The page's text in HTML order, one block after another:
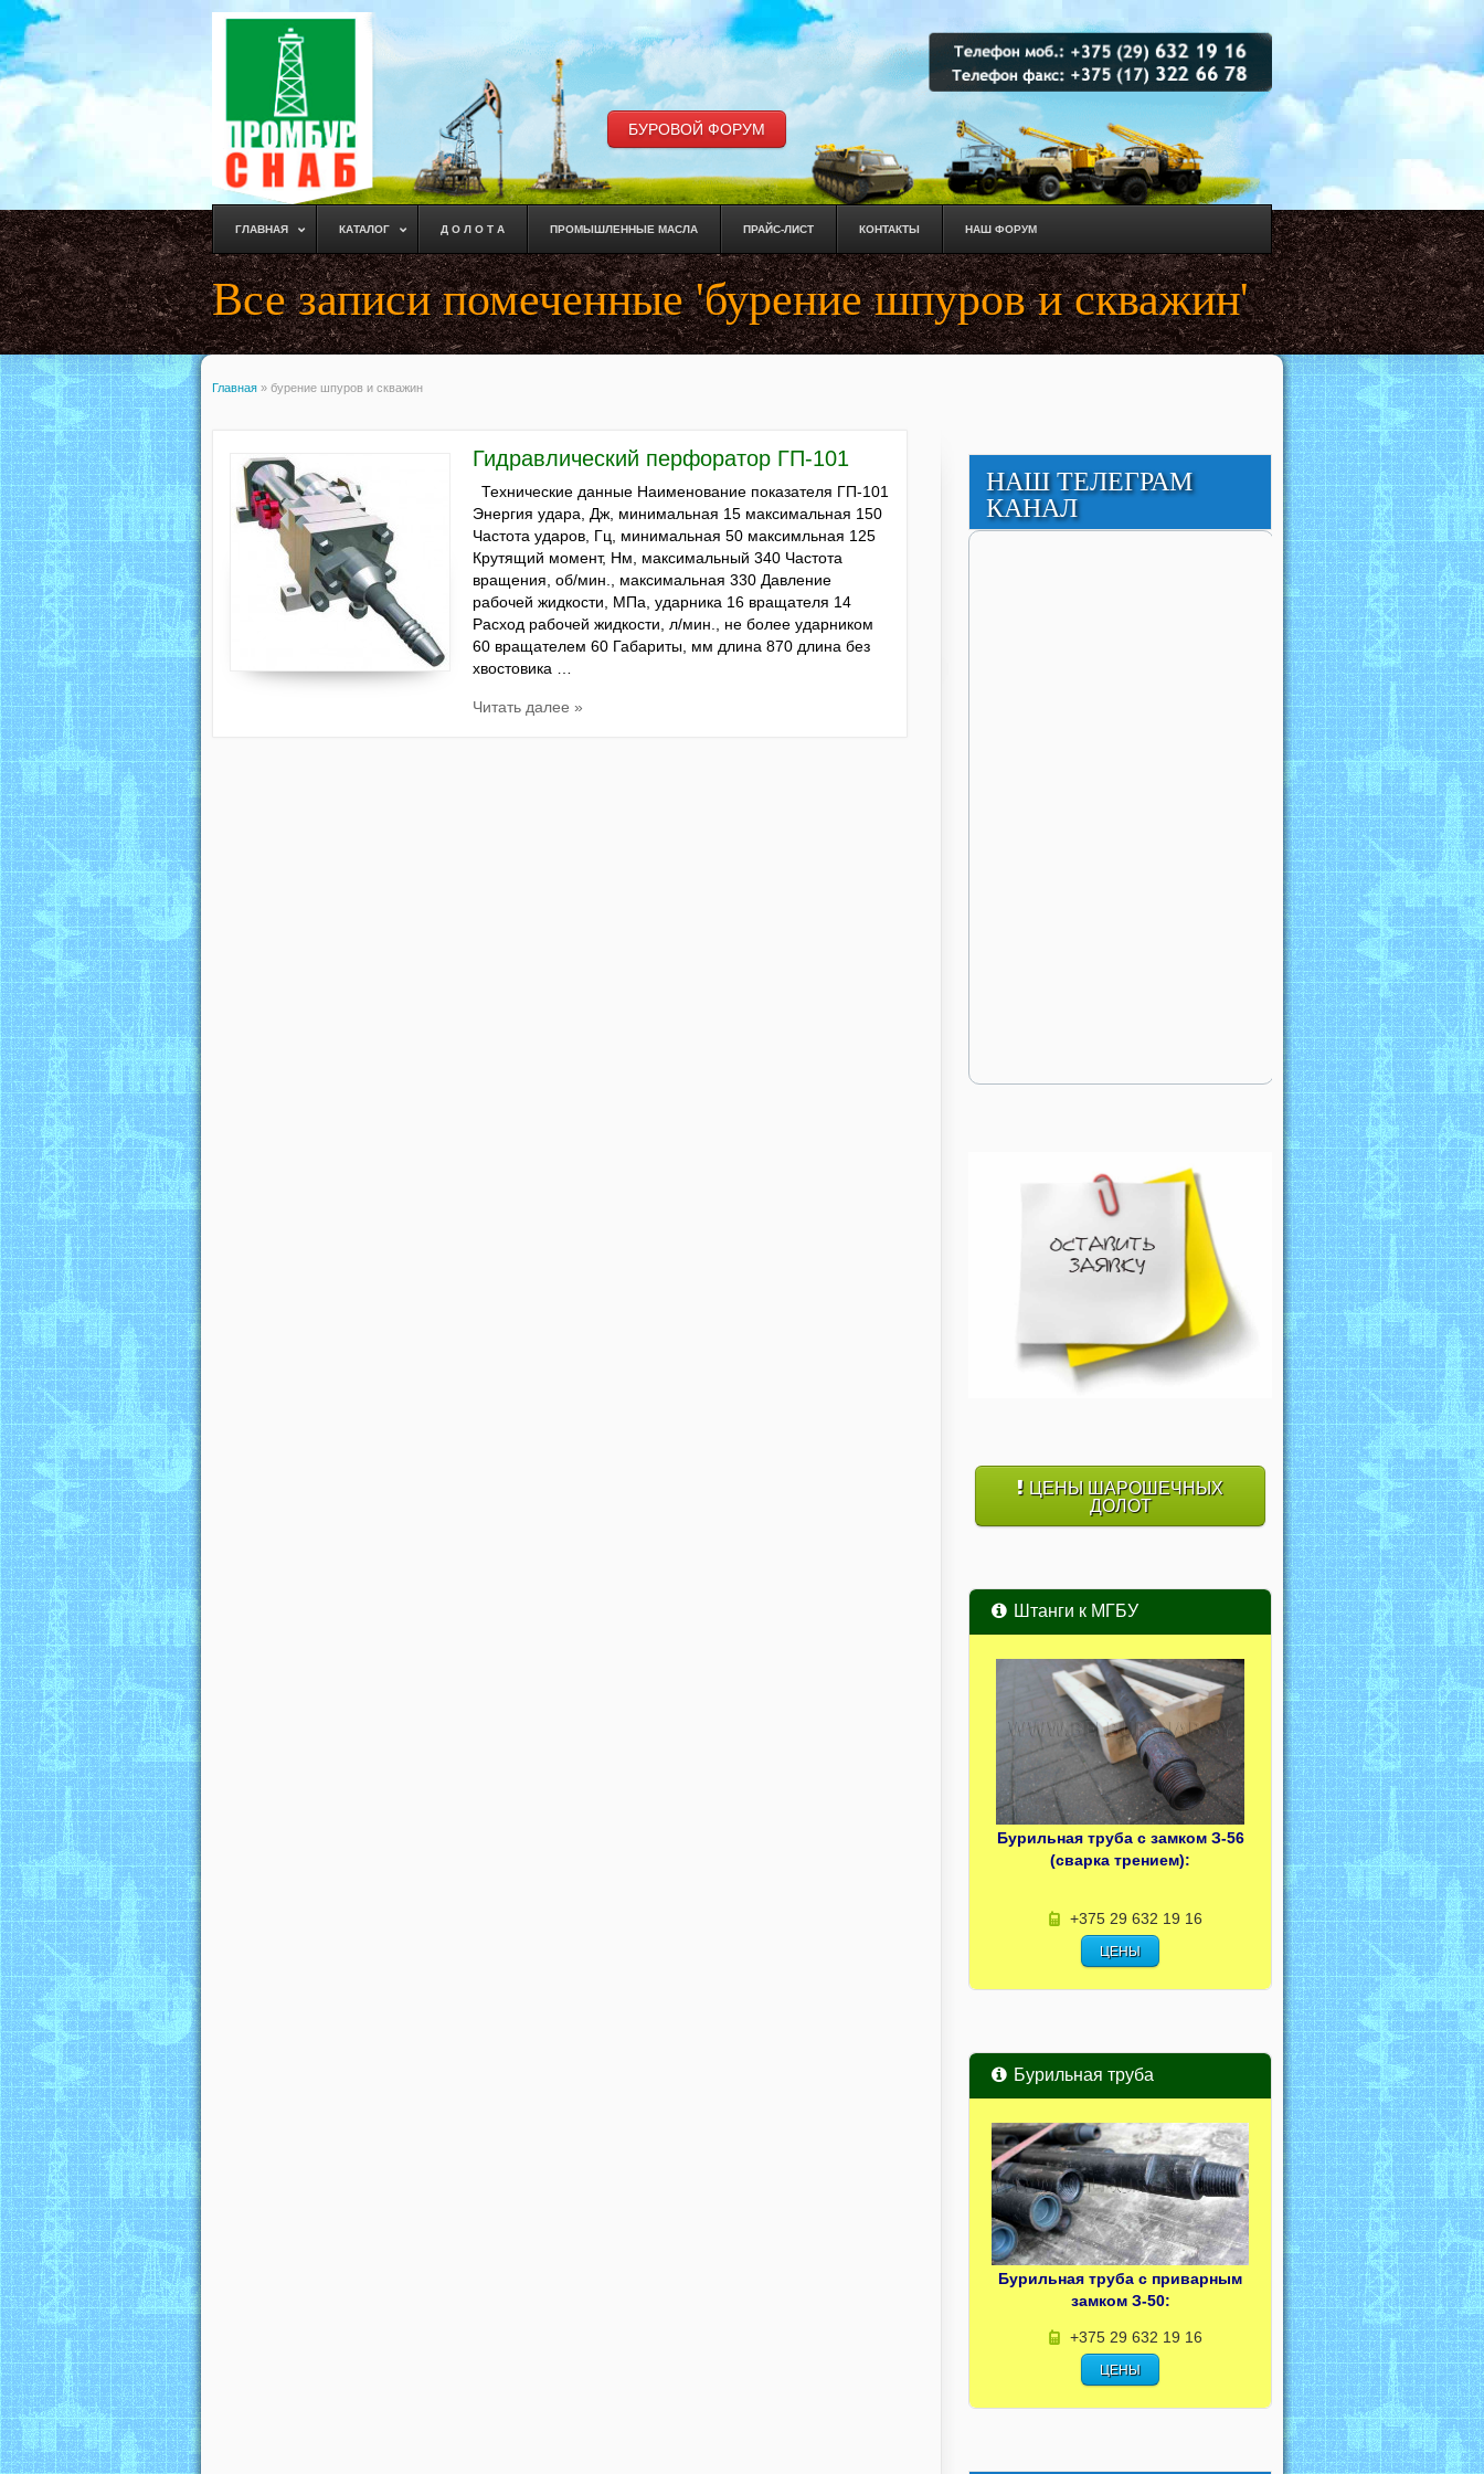
БУРОВОЙ ФОРУМ
ГЛАВНАЯ КАТАЛОГ Д О Л О Т А ПРОМЫШЛЕННЫЕ МАСЛА ПРАЙС-ЛИСТ КОНТАКТЫ НАШ ФОРУМ
Все записи помеченные 'бурение шпуров и скважин'
Главная » бурение шпуров и скважин
Гидравлический перфоратор ГП-101
Технические данные Наименование показателя ГП-101
Энергия удара, Дж, минимальная 15 максимальная 150
Частота ударов, Гц, минимальная 50 максимльная 125
Крутящий момент, Нм, максимальный 340 Частота
вращения, об/мин., максимальная 330 Давление
рабочей жидкости, МПа, ударника 16 вращателя 14
Расход рабочей жидкости, л/мин., не более ударником
60 вращателем 60 Габариты, мм длина 870 длина без
хвостовика …
Читать далее »
НАШ ТЕЛЕГРАМ
КАНАЛ
ЦЕНЫ ШАРОШЕЧНЫХ
ДОЛОТ
Штанги к МГБУ
Бурильная труба с замком З-56
(сварка трением):
+375 29 632 19 16
ЦЕНЫ
Бурильная труба
Бурильная труба с приварным
замком З-50:
+375 29 632 19 16
ЦЕНЫ